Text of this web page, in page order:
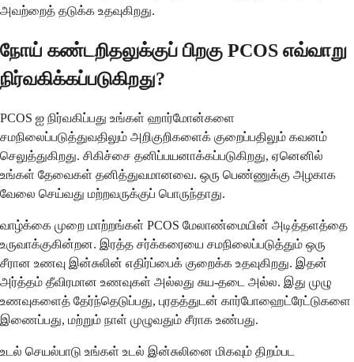
அவற்றைத் தடுக்க உதவுகிறது.
நோய் கண்டறிதலுக்குப் பிறகு PCOS எவ்வாறு
நிர்வகிக்கப்படுகிறது?
PCOS ஐ நிர்வகிப்பது உங்கள் ஹார்மோன்களை
சமநிலைப்படுத்துவதிலும் அறிகுறிகளைக் குறைப்பதிலும் கவனம்
செலுத்துகிறது. சிகிச்சை தனிப்பயனாக்கப்படுகிறது, ஏனெனில்
உங்கள் தேவைகள் தனித்துவமானவை. ஒரு பெண்ணுக்கு அழகாக
வேலை செய்வது மற்றவருக்குப் பொருந்தாது.
வாழ்க்கை முறை மாற்றங்கள் PCOS மேலாண்மையின் அடித்தளத்தை
உருவாக்குகின்றன. இரத்த சர்க்கரையை சமநிலைப்படுத்தும் ஒரு
சீரான உணவு இன்சுலின் எதிர்ப்பைக் குறைக்க உதவுகிறது. இதன்
அர்த்தம் தீவிரமான உணவுகள் அல்லது சுய-தடை அல்ல. இது முழு
உணவுகளைத் தேர்ந்தெடுப்பது, புரதத்துடன் கார்போஹைட்ரேட்டுகளை
இணைப்பது, மற்றும் நாள் முழுவதும் சீராக உண்பது.
உடல் செயல்பாடு உங்கள் உடல் இன்சுலினை மிகவும் திறம்பட